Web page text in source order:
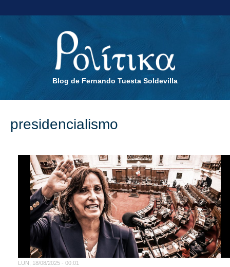
Blog de Fernando Tuesta Soldevilla
presidencialismo
LUN, 18/08/2025 - 00:01